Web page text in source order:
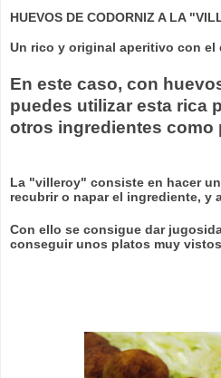
HUEVOS DE CODORNIZ A LA
Un rico y original aperitivo con
En este caso, con
puedes utilizar esta rica
otros ingredientes como
La "villeroy" consiste en hacer
recubrir o napar el ingrediente, y
Con ello se consigue dar
conseguir unos platos muy